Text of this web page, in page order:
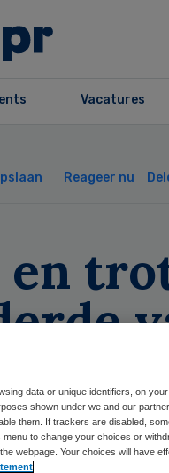
Vacatures
Reageer nu
en
data or unique identifiers, on your
shown under we and our
them. If trackers are disabled,
to change your choices or
webpage. Your choices will have